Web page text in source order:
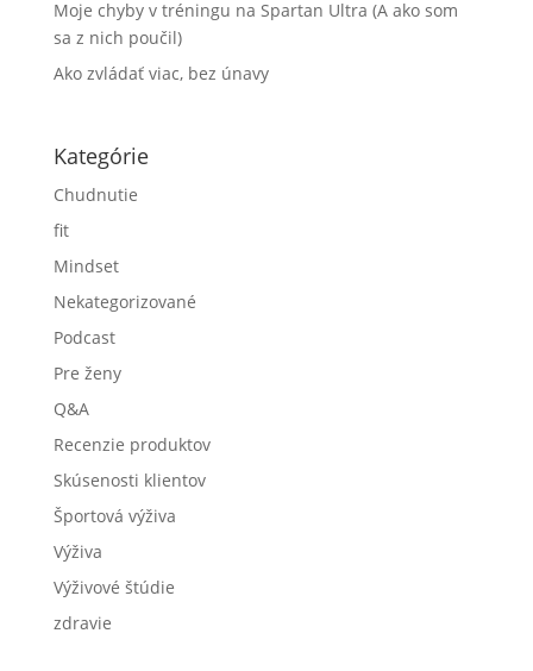
AI: Mentálny doping s vedľajšími účinkami
Perfekcionizmus: Motivátor a sabotér
3 piliére výživy pre zdravie, energiu a výkony
sa z nich poučil)
Ako zvládať viac, bez únavy
Kategórie
Chudnutie
fit
Mindset
Nekategorizované
Podcast
Pre ženy
Q&A
Recenzie produktov
Skúsenosti klientov
Športová výživa